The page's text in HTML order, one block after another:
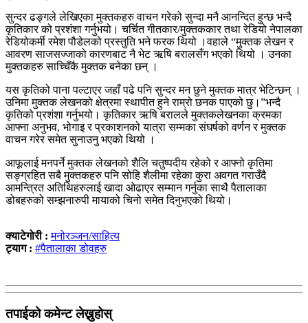
सुन्दर ढङ्गले लेखिएका मुक्तकहरु वाचन गरेको सुन्दा मनै आनन्दित हुन्छ भन्दै
कृतिकार को प्रशंशा गर्नुभयो। चर्चित गीतकार/मुक्तककार तथा रेडियो नेपालका
रेडियोकर्मी रमेश पौडेलको प्रस्तुति भने फरक थियो ।वहाले “मुक्तक लेखन र
आवरण साजसज्जाको कारणबाट नै भेट ऋषि बरालसँग भएको थियो । उनका
मुक्तकहरु साच्चिँकै मुक्तक बनेका छन् ।
यस कृतिको पाना पल्टाएर जहाँ पढे पनि सुन्दर मन छुने मुक्तक मात्र भेटिन्छन् ।
उनिमा मुक्तक लेखनको क्षेत्रमा स्थापीत हुने राम्रो छनक पाएको छु।”भन्दै
कृतिको प्रशंशा गर्नुभयो। कृतिकार ऋषि बरालले मुक्तकलेखनका क्रमका
आफ्ना अनुभव, भोगाइ र प्रकाशनको यात्रा सम्मका संघर्षको वर्णन र मुक्तक
वाचन गरेर समेत सुनाउनु भएको थियो ।
आफूलाई मनपर्ने मुक्तक लेखनको शैलि चतुष्पदीय रहेको र आफ्नो कृतिमा
सङ्ग्रहित सबै मुक्तकहरु पनि सोहि शैलीमा रहेका कुरा अवगत गराउँदै
आमन्त्रित अतिथिहरुलाई खादा ओढाएर सम्मान गर्नुका साथै पैतालाका
डोबहरुको सम्झनारुपी मायाको चिनो समेत दिनुभएको थियो।
क्याटेगोरी :मनोरञ्जन/साहित्य
ट्याग : #पैतालाका डोवहरु
तपाईको कमेन्ट लेख्नुहोस्